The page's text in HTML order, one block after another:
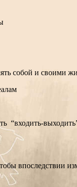
собой и своими
“входить-
впоследствии